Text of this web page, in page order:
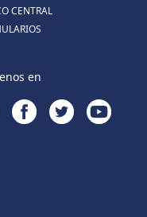
CENTRAL
en
FACEBOOKTWITTERYOUTUBE